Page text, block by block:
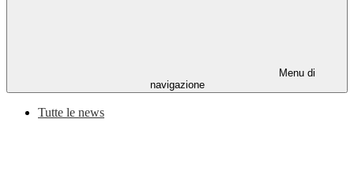
Menu di
navigazione
Tutte le news